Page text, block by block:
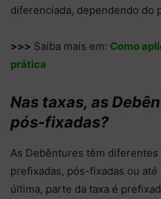
diferenciada, dependendo do
>>> Saiba mais em: Como
prática
Nas taxas, as
pós-fixadas?
As Debêntures têm diferentes
prefixadas, pós-fixadas ou
última, parte da taxa é